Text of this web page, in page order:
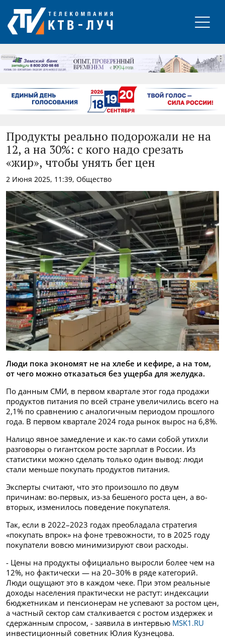
РЕКЛАМА
Продукты реально подорожали не на
12, а на 30%: с кого надо срезать
«жир», чтобы унять бег цен
2 Июня 2025, 11:39, Общество
Люди пока экономят не на хлебе и кефире, а на том,
от чего можно отказаться без ущерба для желудка.
По данным СМИ, в первом квартале этог года продажи
продуктов питания по всей стране увеличились всего на
2,1% по сравнению с аналогичным периодом прошлого
года. В первом квартале 2024 года рынок вырос на 6,8%.
Налицо явное замедление и как-то сами собой утихли
разговоры о гигантском росте зарплат в России. Из
статистики можно сделать только один вывод: люди
стали меньше покупать продуктов питания.
Эксперты считают, что это произошло по двум
причинам: во-первых, из-за бешеного роста цен, а во-
вторых, изменилось поведение покупателя.
Так, если в 2022–2023 годах преобладала стратегия
«покупать впрок» на фоне тревожности, то в 2025 году
покупатели вовсю минимизируют свои расходы.
- Цены на продукты официально выросли более чем на
12%, но фактически — на 20–30% в ряде категорий.
Люди ощущают это в каждом чеке. При этом реальные
доходы населения практически не растут: индексации
бюджетникам и пенсионерам не успевают за ростом цен,
а частный сектор сам сталкивается с ростом издержек и
сдержанным спросом, - заявила в интервью MSK1.RU
инвестиционный советник Юлия Кузнецова.